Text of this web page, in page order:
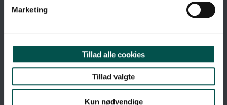
Marketing
Tillad alle cookies
Tillad valgte
Kun nødvendige
Webtilgængelighedserklæring